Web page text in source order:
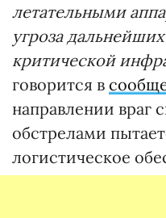
летательными
угроза
критической
говорится в
направлении враг
обстрелами
логистическое